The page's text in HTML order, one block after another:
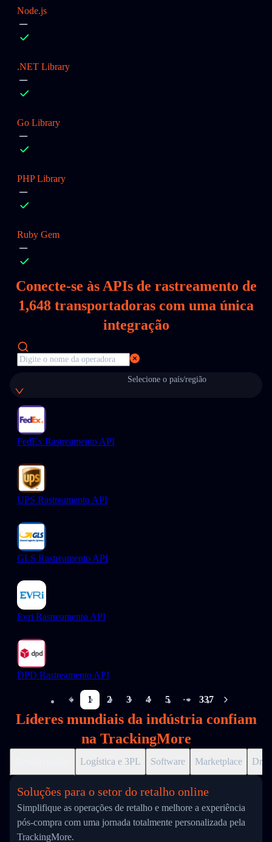
Node.js
.NET Library
Go Library
PHP Library
Ruby Gem
Conecte-se às APIs de rastreamento de
1,648 transportadoras com uma única
integração
Selecione o país/região
FedEx Rastreamento API
UPS Rastreamento API
GLS Rastreamento API
Evri Rastreamento API
DPD Rastreamento API
1 2 3 4 5
More pages
337
Líderes mundiais da indústria confiam
na TrackingMore
Logística e 3PL Software Marketplace
Soluções para o setor do retalho online
Simplifique as operações de retalho e melhore a experiência
pós-compra com uma jornada totalmente personalizada pela
TrackingMore.